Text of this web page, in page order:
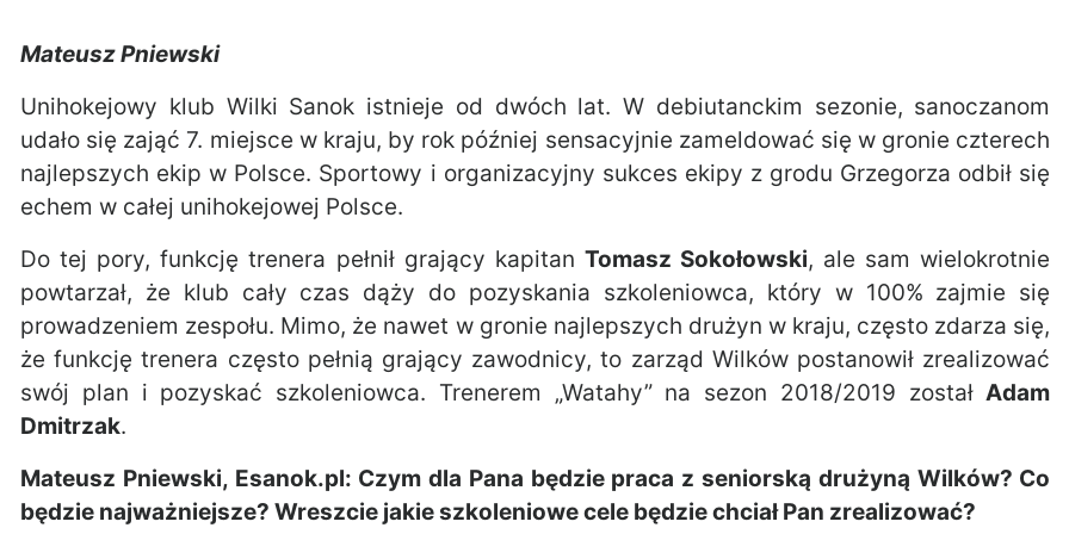
Mateusz Pniewski
Unihokejowy klub Wilki Sanok istnieje od dwóch lat. W debiutanckim sezonie, sanoczanom
udało się zająć 7. miejsce w kraju, by rok później sensacyjnie zameldować się w gronie czterech
najlepszych ekip w Polsce. Sportowy i organizacyjny sukces ekipy z grodu Grzegorza odbił się
echem w całej unihokejowej Polsce.
Do tej pory, funkcję trenera pełnił grający kapitan Tomasz Sokołowski, ale sam wielokrotnie
powtarzał, że klub cały czas dąży do pozyskania szkoleniowca, który w 100% zajmie się
prowadzeniem zespołu. Mimo, że nawet w gronie najlepszych drużyn w kraju, często zdarza się,
że funkcję trenera często pełnią grający zawodnicy, to zarząd Wilków postanowił zrealizować
swój plan i pozyskać szkoleniowca. Trenerem „Watahy” na sezon 2018/2019 zostałAdam
Dmitrzak.
Mateusz Pniewski, Esanok.pl: Czym dla Pana będzie praca z seniorską drużyną Wilków? Co
będzie najważniejsze? Wreszcie jakie szkoleniowe cele będzie chciał Pan zrealizować?